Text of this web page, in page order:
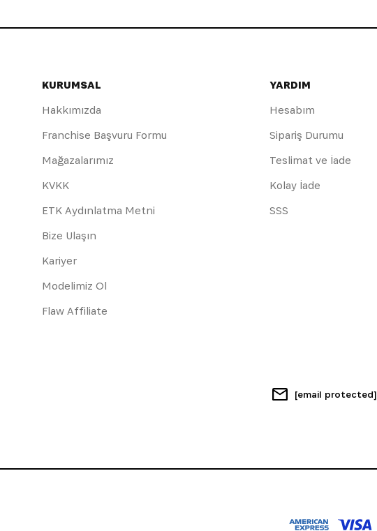
KURUMSAL
Hakkımızda
Franchise Başvuru Formu
Mağazalarımız
KVKK
ETK Aydınlatma Metni
Bize Ulaşın
Kariyer
Modelimiz Ol
Flaw Affiliate
YARDIM
Hesabım
Sipariş Durumu
Teslimat ve İade
Kolay İade
SSS
[email protected]